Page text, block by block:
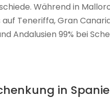
Während in
Teneriffa, Gran Canaria
Andalusien 99% bei
in